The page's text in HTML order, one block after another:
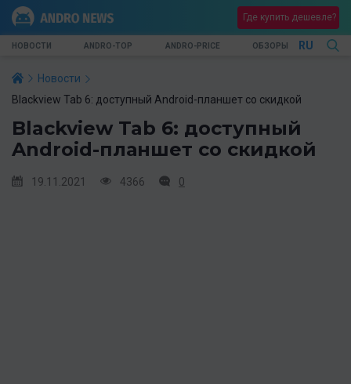
Где купить дешевле?
НОВОСТИ ANDRO-TOP ANDRO-PRICE ОБЗОРЫ RU
Новости
Blackview Tab 6: доступный Android-планшет со скидкой
Blackview Tab 6: доступный
Android-планшет со скидкой
19.11.2021 4366 0